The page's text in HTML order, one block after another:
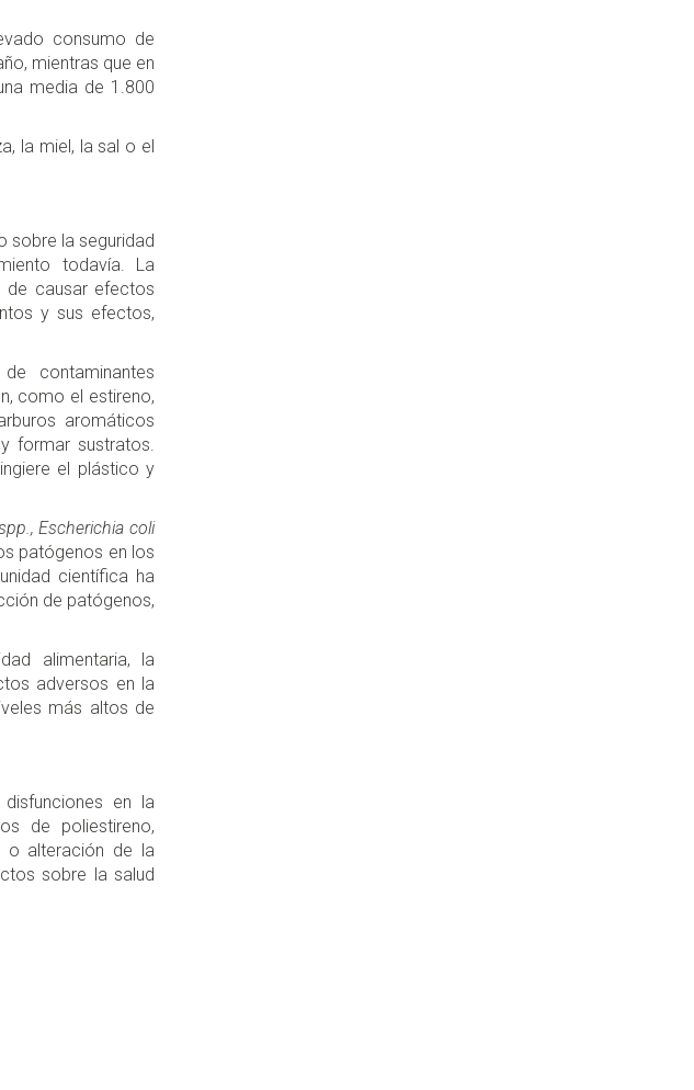
consumo de
mientras que en
media de 1.800
la miel, la sal o el
sobre la seguridad
todavía. La
de causar efectos
y sus efectos,
contaminantes
como el estireno,
aromáticos
formar sustratos.
el plástico y
Escherichia coli
patógenos en los
científica ha
de patógenos,
alimentaria, la
adversos en la
más altos de
en la
de poliestireno,
o alteración de la
sobre la salud